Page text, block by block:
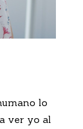
lo
ver yo al